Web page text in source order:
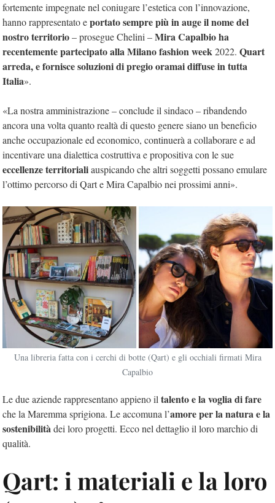
fortemente impegnate nel coniugare l’estetica con l’innovazione,
hanno rappresentato eportato sempre più in auge il nome del
nostro territorio– prosegue Chelini –Mira Capalbio ha
recentemente partecipato alla Milano fashion week2022. Quart
arreda, e fornisce soluzioni di pregio oramai diffuse in tutta
Italia».
«La nostra amministrazione – conclude il sindaco – ribandendo
ancora una volta quanto realtà di questo genere siano un beneficio
anche occupazionale ed economico, continuerà a collaborare e ad
incentivare una dialettica costruttiva e propositiva con le sue
eccellenze territorialiauspicando che altri soggetti possano emulare
l’ottimo percorso di Qart e Mira Capalbio nei prossimi anni».
Una libreria fatta con i cerchi di botte (Qart) e gli occhiali firmati Mira
Capalbio
Le due aziende rappresentano appieno iltalento e la voglia di fare
che la Maremma sprigiona. Le accomuna l’amore per la natura e la
sostenibilitàdei loro progetti. Ecco nel dettaglio il loro marchio di
qualità.
Qart: i materiali e la loro